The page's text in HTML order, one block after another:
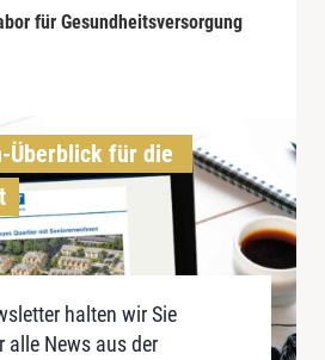
für Gesundheitsversorgung
Überblick für die
halten wir Sie
alle News aus der